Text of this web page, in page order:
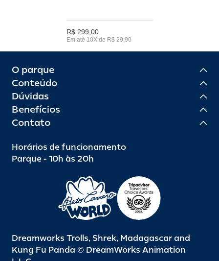
R$ 299,00
Em até 10X de R$ 29,90
O parque
Conteúdo
Dúvidas
Benefícios
Contato
Horários de funcionamento
Parque - 10h às 20h
Dreamworks Trolls, Shrek, Madagascar and
Kung Fu Panda © DreamWorks Animation